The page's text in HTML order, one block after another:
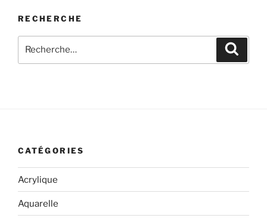
RECHERCHE
pour
CATÉGORIES
Acrylique
Aquarelle